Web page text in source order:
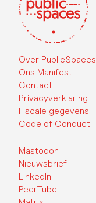
Over PublicSpaces
Ons Manifest
Contact
Privacyverklaring
Fiscale gegevens
Code of Conduct
Mastodon
Nieuwsbrief
LinkedIn
PeerTube